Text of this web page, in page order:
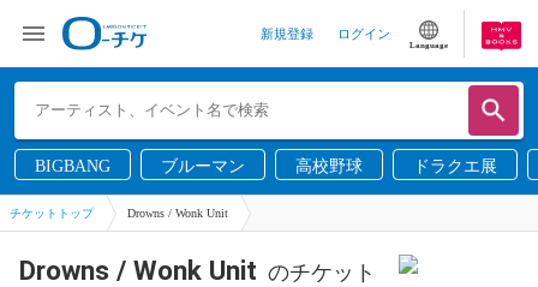
新規登録 ログイン
Language
BIGBANG ブルーマン 高校野球 ドラクエ展
チケットトップ Drowns / Wonk Unit
Drowns / Wonk Unit のチケット